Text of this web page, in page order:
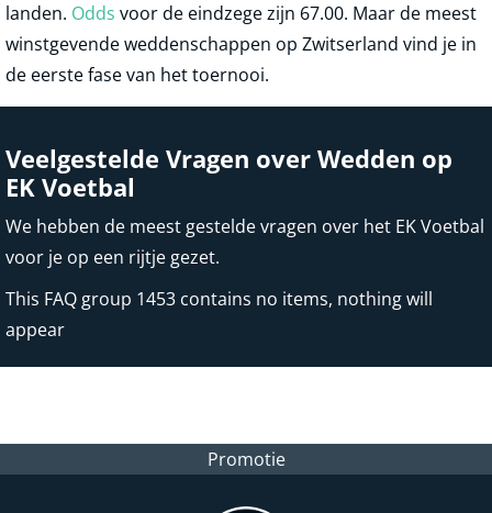
landen. Odds voor de eindzege zijn 67.00. Maar de meest
winstgevende weddenschappen op Zwitserland vind je in
de eerste fase van het toernooi.
Veelgestelde Vragen over Wedden op
EK Voetbal
We hebben de meest gestelde vragen over het EK Voetbal
voor je op een rijtje gezet.
This FAQ group 1453 contains no items, nothing will
appear
Promotie